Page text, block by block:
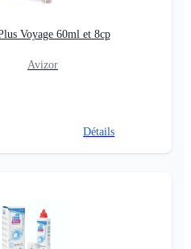
Voyage 60ml et 8cp
Avizor
Détails